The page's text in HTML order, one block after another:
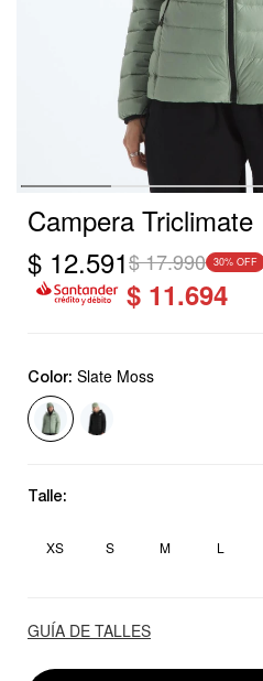
Campera Triclimate
$ 12.591$17.990 30
$ 11.694
Color: Slate Moss
Talle:
XS S M L
GUÍA DE TALLES